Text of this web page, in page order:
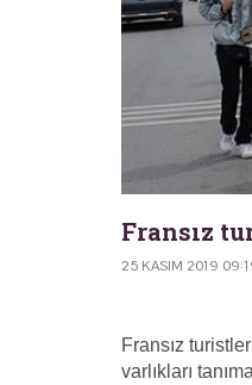
Fransız
25 KASIM 2019
Fransız
varlıkları